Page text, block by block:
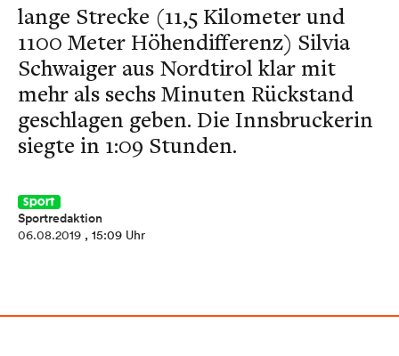
lange Strecke (11,5 Kilometer und
1100 Meter Höhendifferenz) Silvia
Schwaiger aus Nordtirol klar mit
mehr als sechs Minuten Rückstand
geschlagen geben. Die Innsbruckerin
siegte in 1:09 Stunden.
Sport
Sportredaktion
06.08.2019 , 15:09 Uhr